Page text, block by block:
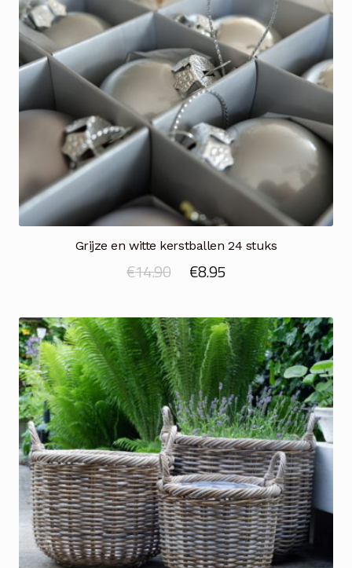
Grijze en witte kerstballen 24 stuks
€14.90
Oorspronkelijke
was:
€14.90.
€8.95Huidige
is:
€8.95.